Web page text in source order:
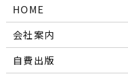
HOME
会社案内
自費出版